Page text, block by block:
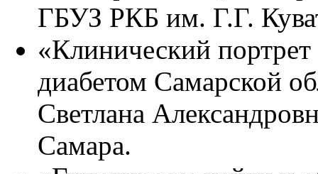
ГБУЗ РКБ им. Г.Г.
«Клинический
диабетом Самарской
Светлана
Самара.